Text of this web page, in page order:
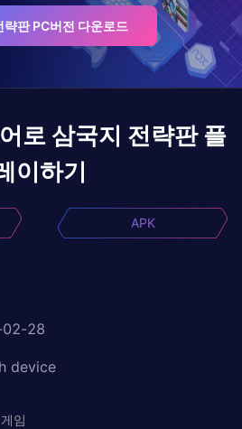
략판 PC버전 다운로드
로 삼국지 전략판 플
이하기
APK
28
device
임